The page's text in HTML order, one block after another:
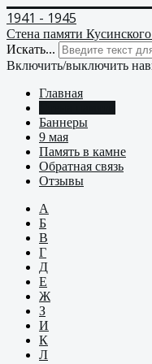
1941 - 1945
Стена памяти
Искать...
Включить/выключить
Главная
Баннеры
9 мая
Память в камне
Обратная связь
Отзывы
А
Б
В
Г
Д
Е
Ж
З
И
К
Л